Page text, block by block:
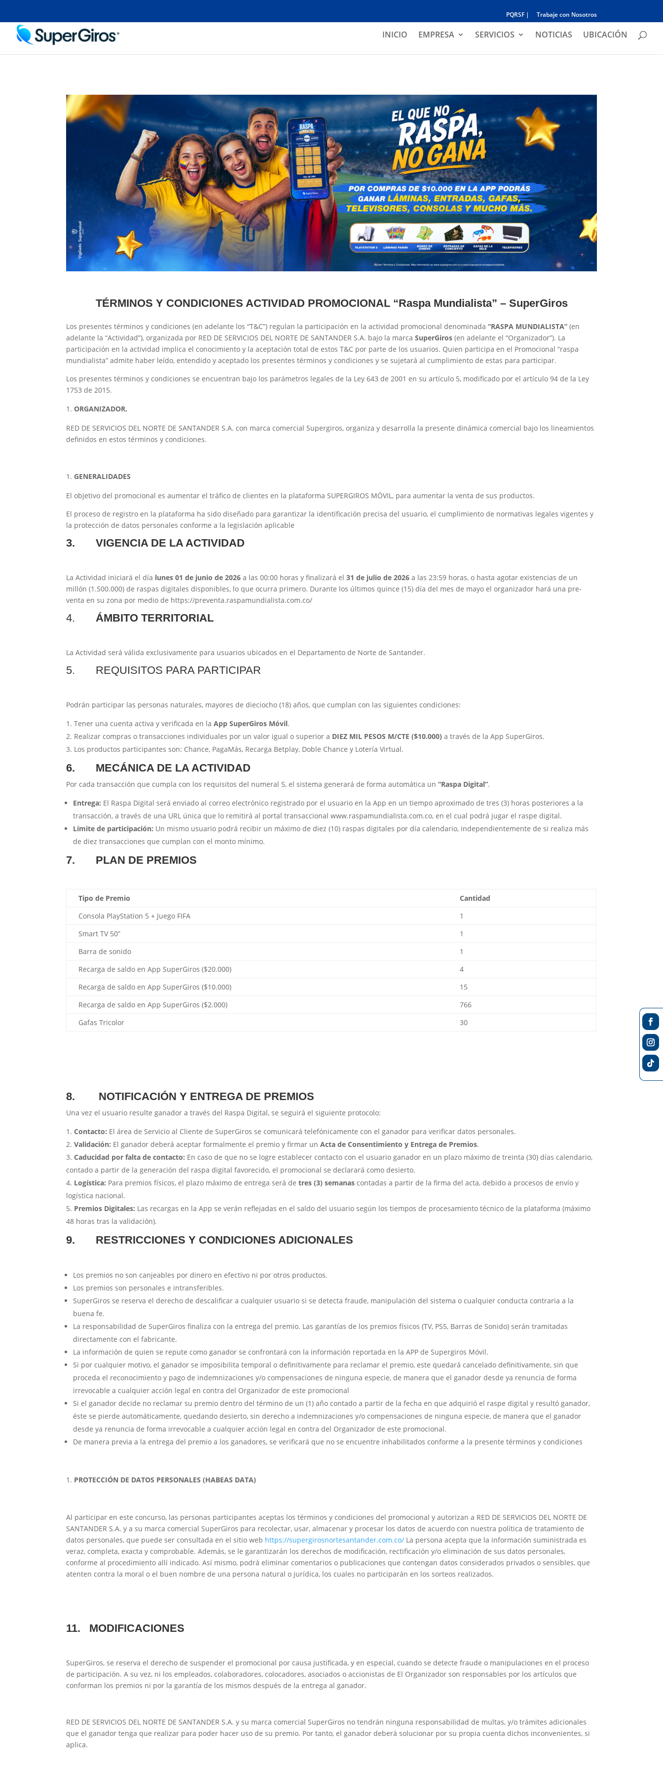
PQRSF | Trabaje con Nosotros
INICIO EMPRESA SERVICIOS NOTICIAS UBICACIÓN
TÉRMINOS Y CONDICIONES ACTIVIDAD PROMOCIONAL “Raspa Mundialista” – SuperGiros
Los presentes términos y condiciones (en adelante los “T&C”) regulan la participación en la actividad promocional denominada“RASPA MUNDIALISTA” (en
adelante la “Actividad”), organizada por RED DE SERVICIOS DEL NORTE DE SANTANDER S.A. bajo la marcaSuperGiros (en adelante el “Organizador”). La
participación en la actividad implica el conocimiento y la aceptación total de estos T&C por parte de los usuarios. Quien participa en el Promocional “raspa
mundialista” admite haber leído, entendido y aceptado los presentes términos y condiciones y se sujetará al cumplimiento de estas para participar.
Los presentes términos y condiciones se encuentran bajo los parámetros legales de la Ley 643 de 2001 en su artículo 5, modificado por el artículo 94 de la Ley
1753 de 2015.
ORGANIZADOR.
RED DE SERVICIOS DEL NORTE DE SANTANDER S.A. con marca comercial Supergiros, organiza y desarrolla la presente dinámica comercial bajo los lineamientos
definidos en estos términos y condiciones.
GENERALIDADES
El objetivo del promocional es aumentar el tráfico de clientes en la plataforma SUPERGIROS MÓVIL, para aumentar la venta de sus productos.
El proceso de registro en la plataforma ha sido diseñado para garantizar la identificación precisa del usuario, el cumplimiento de normativas legales vigentes y
la protección de datos personales conforme a la legislación aplicable
3.VIGENCIA DE LA ACTIVIDAD
La Actividad iniciará el día lunes 01 de junio de 2026 a las 00:00 horas y finalizará el31 de julio de 2026 a las 23:59 horas, o hasta agotar existencias de un
millón (1.500.000) de raspas digitales disponibles, lo que ocurra primero. Durante los últimos quince (15) día del mes de mayo el organizador hará una pre-
venta en su zona por medio de https://preventa.raspamundialista.com.co/
4. ÁMBITO TERRITORIAL
La Actividad será válida exclusivamente para usuarios ubicados en el Departamento de Norte de Santander.
5. REQUISITOS PARA PARTICIPAR
Podrán participar las personas naturales, mayores de dieciocho (18) años, que cumplan con las siguientes condiciones:
Tener una cuenta activa y verificada en laApp SuperGiros Móvil.
Realizar compras o transacciones individuales por un valor igual o superior a DIEZ MIL PESOS M/CTE ($10.000) a través de la App SuperGiros.
Los productos participantes son: Chance, PagaMás, Recarga Betplay, Doble Chance y Lotería Virtual.
6. MECÁNICA DE LA ACTIVIDAD
Por cada transacción que cumpla con los requisitos del numeral 5, el sistema generará de forma automática un“Raspa Digital”.
Entrega: El Raspa Digital será enviado al correo electrónico registrado por el usuario en la App en un tiempo aproximado de tres (3) horas posteriores a la
transacción, a través de una URL única que lo remitirá al portal transaccional www.raspamundialista.com.co, en el cual podrá jugar el raspe digital.
Límite de participación: Un mismo usuario podrá recibir un máximo de diez (10) raspas digitales por día calendario, independientemente de si realiza más
de diez transacciones que cumplan con el monto mínimo.
7. PLAN DE PREMIOS
Tipo de Premio
Cantidad
Consola PlayStation 5 + Juego FIFA
1
Smart TV 50”
1
Barra de sonido
1
Recarga de saldo en App SuperGiros ($20.000)
4
Recarga de saldo en App SuperGiros ($10.000)
15
Recarga de saldo en App SuperGiros ($2.000)
766
Gafas Tricolor
30
8. NOTIFICACIÓN Y ENTREGA DE PREMIOS
Una vez el usuario resulte ganador a través del Raspa Digital, se seguirá el siguiente protocolo:
Contacto: El área de Servicio al Cliente de SuperGiros se comunicará telefónicamente con el ganador para verificar datos personales.
Validación: El ganador deberá aceptar formalmente el premio y firmar unActa de Consentimiento y Entrega de Premios.
Caducidad por falta de contacto: En caso de que no se logre establecer contacto con el usuario ganador en un plazo máximo de treinta (30) días calendario,
contado a partir de la generación del raspa digital favorecido, el promocional se declarará como desierto.
Logística: Para premios físicos, el plazo máximo de entrega será detres (3) semanas contadas a partir de la firma del acta, debido a procesos de envío y
logística nacional.
Premios Digitales: Las recargas en la App se verán reflejadas en el saldo del usuario según los tiempos de procesamiento técnico de la plataforma (máximo
48 horas tras la validación).
9. RESTRICCIONES Y CONDICIONES ADICIONALES
Los premios no son canjeables por dinero en efectivo ni por otros productos.
Los premios son personales e intransferibles.
SuperGiros se reserva el derecho de descalificar a cualquier usuario si se detecta fraude, manipulación del sistema o cualquier conducta contraria a la
buena fe.
La responsabilidad de SuperGiros finaliza con la entrega del premio. Las garantías de los premios físicos (TV, PS5, Barras de Sonido) serán tramitadas
directamente con el fabricante.
La información de quien se repute como ganador se confrontará con la información reportada en la APP de Supergiros Móvil.
Si por cualquier motivo, el ganador se imposibilita temporal o definitivamente para reclamar el premio, este quedará cancelado definitivamente, sin que
proceda el reconocimiento y pago de indemnizaciones y/o compensaciones de ninguna especie, de manera que el ganador desde ya renuncia de forma
irrevocable a cualquier acción legal en contra del Organizador de este promocional
Si el ganador decide no reclamar su premio dentro del término de un (1) año contado a partir de la fecha en que adquirió el raspe digital y resultó ganador,
éste se pierde automáticamente, quedando desierto, sin derecho a indemnizaciones y/o compensaciones de ninguna especie, de manera que el ganador
desde ya renuncia de forma irrevocable a cualquier acción legal en contra del Organizador de este promocional.
De manera previa a la entrega del premio a los ganadores, se verificará que no se encuentre inhabilitados conforme a la presente términos y condiciones
PROTECCIÓN DE DATOS PERSONALES (HABEAS DATA)
Al participar en este concurso, las personas participantes aceptas los términos y condiciones del promocional y autorizan a RED DE SERVICIOS DEL NORTE DE
SANTANDER S.A. y a su marca comercial SuperGiros para recolectar, usar, almacenar y procesar los datos de acuerdo con nuestra política de tratamiento de
datos personales, que puede ser consultada en el sitio web https://supergirosnortesantander.com.co/ La persona acepta que la información suministrada es
veraz, completa, exacta y comprobable. Además, se le garantizarán los derechos de modificación, rectificación y/o eliminación de sus datos personales,
conforme al procedimiento allí indicado. Así mismo, podrá eliminar comentarios o publicaciones que contengan datos considerados privados o sensibles, que
atenten contra la moral o el buen nombre de una persona natural o jurídica, los cuales no participarán en los sorteos realizados.
11. MODIFICACIONES
SuperGiros, se reserva el derecho de suspender el promocional por causa justificada, y en especial, cuando se detecte fraude o manipulaciones en el proceso
de participación. A su vez, ni los empleados, colaboradores, colocadores, asociados o accionistas de El Organizador son responsables por los artículos que
conforman los premios ni por la garantía de los mismos después de la entrega al ganador.
RED DE SERVICIOS DEL NORTE DE SANTANDER S.A. y su marca comercial SuperGiros no tendrán ninguna responsabilidad de multas, y/o trámites adicionales
que el ganador tenga que realizar para poder hacer uso de su premio. Por tanto, el ganador deberá solucionar por su propia cuenta dichos inconvenientes, si
aplica.